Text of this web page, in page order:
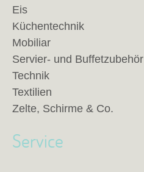
Eis
Küchentechnik
Mobiliar
Servier- und Buffetzubehör
Technik
Textilien
Zelte, Schirme & Co.
Service